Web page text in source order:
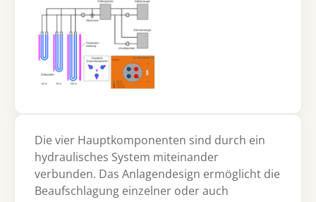
Die vier Hauptkomponenten sind durch ein
hydraulisches System miteinander
verbunden. Das Anlagendesign ermöglicht die
Beaufschlagung einzelner oder auch